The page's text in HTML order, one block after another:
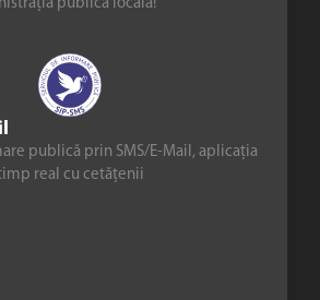
publică locală!
publică prin SMS/E-Mail, aplicația
real cu cetățenii